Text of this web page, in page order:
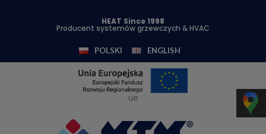
HEAT Since 1998
Producent systemów grzewczych & HVAC
POLSKI ENGLISH
ue